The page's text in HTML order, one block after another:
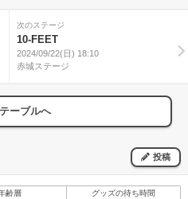
次のステージ
10-FEET
2024/09/22(日) 18:10
赤城ステージ
ーブルへ
投稿
齢層 グッズの待ち時間